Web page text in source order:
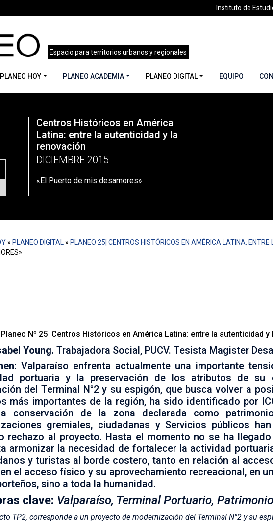
Instituto de
Espacio para territorios urbanos y regionales
PLANEO HOY PLANEO ACADEMIA PLANEO DIGITAL EQUIPO
Planeo Digital»PLANEO 25| Centros Históricos en América Latina: entre la
Centros Históricos en América
Latina: entre la autenticidad y la
renovación
DICIEMBRE 2015
«El Puerto de mis desamores»
» PLANEO DIGITAL » PLANEO 25| CENTROS HISTÓRICOS EN AMÉRICA LATINA:
Planeo Nº 25 Centros Históricos en América Latina: entre la autenticidad
Young. Trabajadora Social, PUCV. Tesista Magister
Valparaíso enfrenta actualmente una importante
portuaria y la preservación de los atributos de su
del Terminal N°2 y su espigón, que busca volver a
más importantes de la región, ha sido identificado por
conservación de la zona declarada como
gremiales, ciudadanas y Servicios públicos
rechazo al proyecto. Hasta el momento no se ha
armonizar la necesidad de fortalecer la actividad
y turistas al borde costero, tanto en relación al
el acceso físico y su aprovechamiento recreacional, en
sino a toda la humanidad.
clave: Valparaíso, Terminal Portuario,
TP2, corresponde a un proyecto de modernización del Terminal N°2 y su